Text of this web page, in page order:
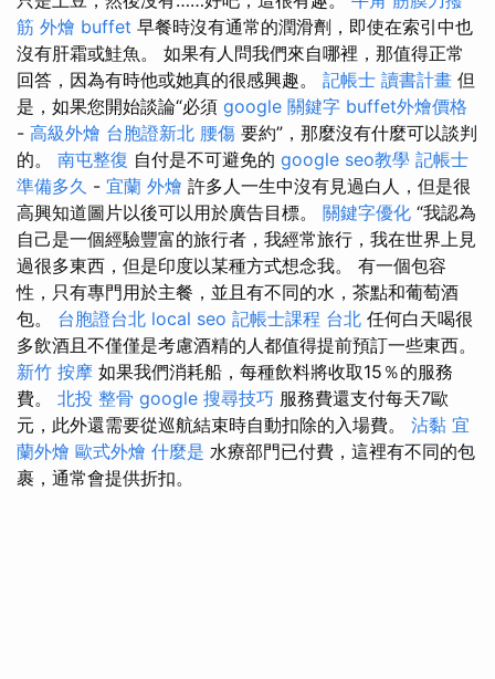
筋 外燴 buffet 早餐時沒有通常的潤滑劑，即使在索引中也
沒有肝霜或鮭魚。 如果有人問我們來自哪裡，那值得正常
回答，因為有時他或她真的很感興趣。 記帳士 讀書計畫 但
是，如果您開始談論“必須 google 關鍵字 buffet外燴價格
- 高級外燴 台胞證新北 腰傷 要約”，那麼沒有什麼可以談判
的。 南屯整復 自付是不可避免的 google seo教學 記帳士
準備多久 - 宜蘭 外燴 許多人一生中沒有見過白人，但是很
高興知道圖片以後可以用於廣告目標。 關鍵字優化 “我認為
自己是一個經驗豐富的旅行者，我經常旅行，我在世界上見
過很多東西，但是印度以某種方式想念我。 有一個包容
性，只有專門用於主餐，並且有不同的水，茶點和葡萄酒
包。 台胞證台北 local seo 記帳士課程 台北 任何白天喝很
多飲酒且不僅僅是考慮酒精的人都值得提前預訂一些東西。
新竹 按摩 如果我們消耗船，每種飲料將收取15％的服務
費。 北投 整骨 google 搜尋技巧 服務費還支付每天7歐
元，此外還需要從巡航結束時自動扣除的入場費。 沾黏 宜
蘭外燴 歐式外燴 什麼是 水療部門已付費，這裡有不同的包
裹，通常會提供折扣。